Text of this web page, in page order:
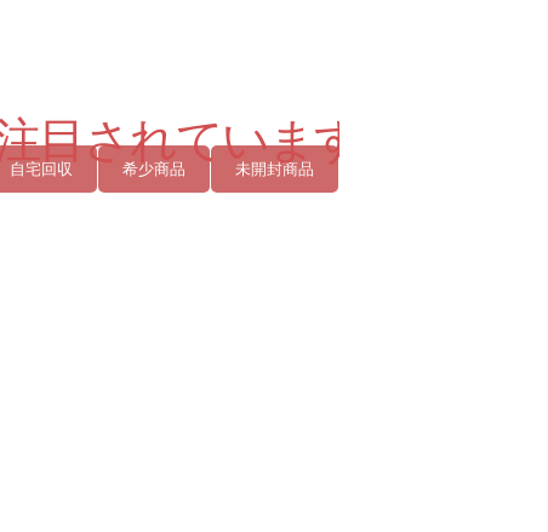
自宅回収 希少商品 未開封商品